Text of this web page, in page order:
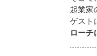
起業家
ゲスト
ローチ